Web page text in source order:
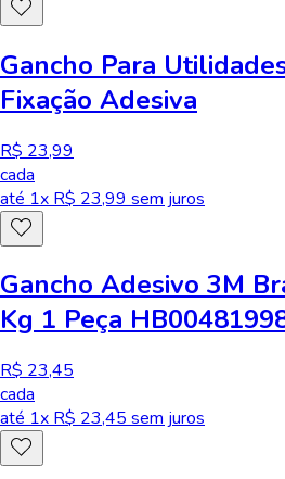
Gancho Para
Fixação Adesiva
R$ 23,99
cada
até 1x R$ 23,99 sem juros
Gancho Adesivo 3M
Kg 1 Peça
R$ 23,45
cada
até 1x R$ 23,45 sem juros